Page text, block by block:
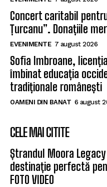
Concert caritabil
Țurcanu”. Donațiile
EVENIMENTE 7 august 2026
Sofia Imbroane,
îmbinat educația
tradiționale românești
OAMENI DIN BANAT 6 august
CELE MAI CITITE
Ștrandul Moora
destinație perfectă
FOTO VIDEO